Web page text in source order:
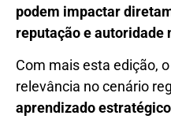
podem impactar
reputação e autoridade
Com mais esta edição,
relevância no cenário
aprendizado